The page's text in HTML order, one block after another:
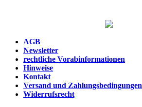
AGB
Newsletter
rechtliche Vorabinformationen
Hinweise
Kontakt
Versand und Zahlungsbedingungen
Widerrufsrecht